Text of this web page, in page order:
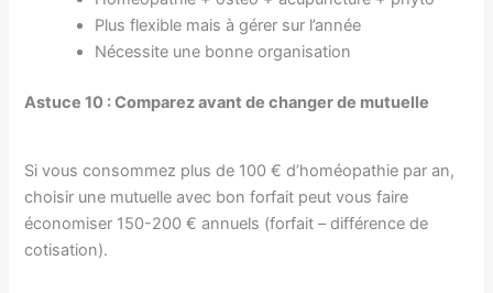
Plus flexible mais à gérer sur l’année
Nécessite une bonne organisation
Astuce 10 : Comparez avant de changer de mutuelle
Si vous consommez plus de 100 € d’homéopathie par an,
choisir une mutuelle avec bon forfait peut vous faire
économiser 150-200 € annuels (forfait – différence de
cotisation).